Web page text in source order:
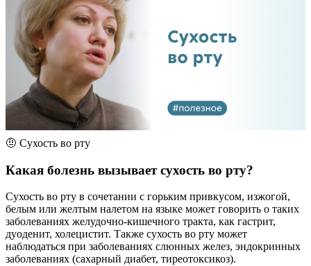
🤨 Сухость во рту
Какая болезнь вызывает сухость во рту?
Сухость во рту в сочетании с горьким привкусом, изжогой,
белым или желтым налетом на языке может говорить о таких
заболеваниях желудочно-кишечного тракта, как гастрит,
дуоденит, холецистит. Также сухость во рту может
наблюдаться при заболеваниях слюнных желез, эндокринных
заболеваниях (сахарный диабет, тиреотоксикоз).